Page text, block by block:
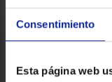
Consentimiento
Esta página web
Envío gratis